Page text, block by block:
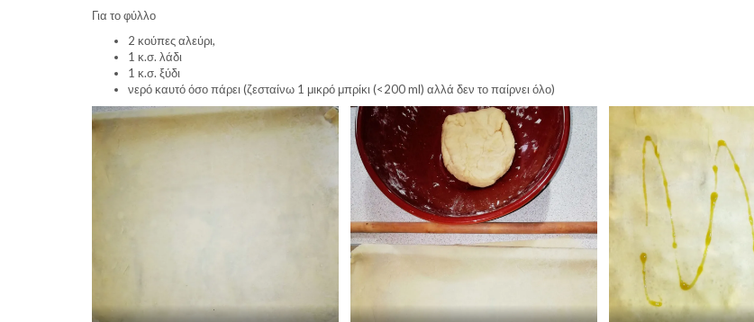
Για το φύλλο
2 κούπες αλεύρι,
1 κ.σ. λάδι
1 κ.σ. ξύδι
νερό καυτό όσο πάρει (ζεσταίνω 1 μικρό μπρίκι (<200 ml) αλλά δεν το παίρνει όλο)